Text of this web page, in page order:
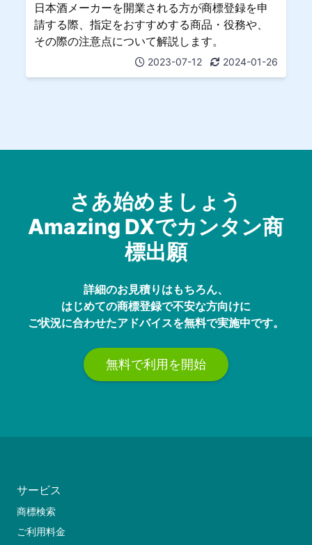
日本酒メーカーを開業される方が商標登録を申
請する際、指定をおすすめする商品・役務や、
その際の注意点について解説します。
2023-07-12 2024-01-26
さあ始めましょう
Amazing DXでカンタン商
標出願
詳細のお見積りはもちろん、
はじめての商標登録で不安な方向けに
ご状況に合わせたアドバイスを無料で実施中です。
無料で利用を開始
サービス
商標検索
ご利用料金